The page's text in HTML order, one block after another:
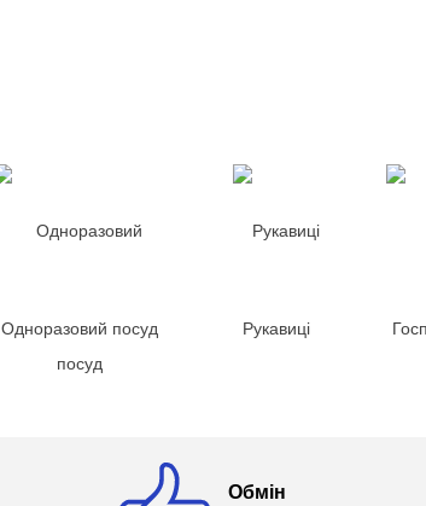
Одноразовий посуд Рукавиці
Обмін